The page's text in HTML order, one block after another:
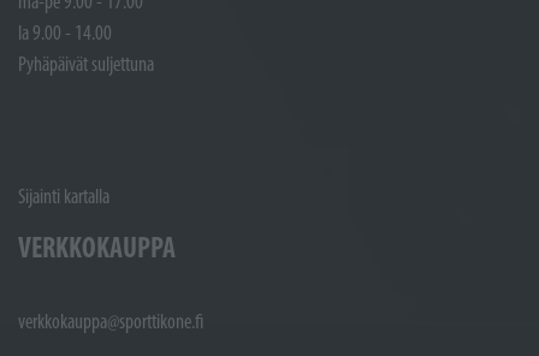
la 9.00 - 14.00
Pyhäpäivät suljettuna
Sijainti kartalla
VERKKOKAUPPA
verkkokauppa@sporttikone.fi